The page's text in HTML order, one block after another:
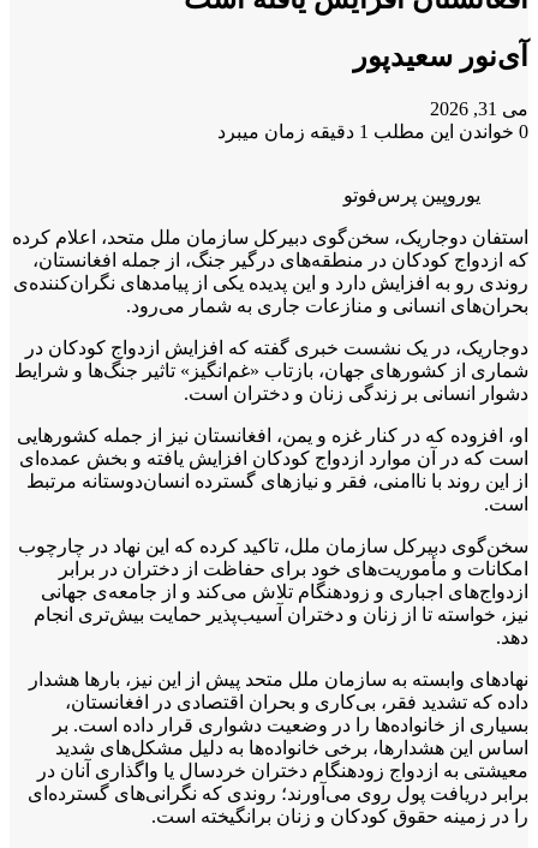
آی‌نور سعیدپور
می 31, 2026
0 خواندن این مطلب 1 دقیقه زمان میبرد
یوروپین پرس‌فوتو
استفان دوجاریک، سخن‌گوی دبیرکل سازمان ملل متحد، اعلام کرده
که ازدواج کودکان در منطقه‌های درگیر جنگ، از جمله افغانستان،
روندی رو به افزایش دارد و این پدیده یکی از پیامدهای نگران‌کننده‌ی
بحران‌های انسانی و منازعات جاری به شمار می‌رود.
دوجاریک، در یک نشست خبری گفته که افزایش ازدواج کودکان در
شماری از کشورهای جهان، بازتاب «غم‌انگیز» تاثیر جنگ‌ها و شرایط
دشوار انسانی بر زندگی زنان و دختران است.
او، افزوده که در کنار غزه و یمن، افغانستان نیز از جمله کشورهایی
است که در آن موارد ازدواج کودکان افزایش یافته و بخش عمده‌ای
از این روند با ناامنی، فقر و نیازهای گسترده انسان‌دوستانه مرتبط
است.
سخن‌گوی دبیرکل سازمان ملل، تاکید کرده که این نهاد در چارچوب
امکانات و مأموریت‌های خود برای حفاظت از دختران در برابر
ازدواج‌های اجباری و زودهنگام تلاش می‌کند و از جامعه‌ی جهانی
نیز، خواسته تا از زنان و دختران آسیب‌پذیر حمایت بیش‌تری انجام
دهد.
نهادهای وابسته به سازمان ملل متحد پیش از این نیز، بارها هشدار
داده‌ که تشدید فقر، بی‌کاری و بحران اقتصادی در افغانستان،
بسیاری از خانواده‌ها را در وضعیت دشواری قرار داده است. بر
اساس این هشدارها، برخی خانواده‌ها به دلیل مشکل‌های شدید
معیشتی به ازدواج زودهنگام دختران خردسال یا واگذاری آنان در
برابر دریافت پول روی می‌آورند؛ روندی که نگرانی‌های گسترده‌ای
را در زمینه حقوق کودکان و زنان برانگیخته است.